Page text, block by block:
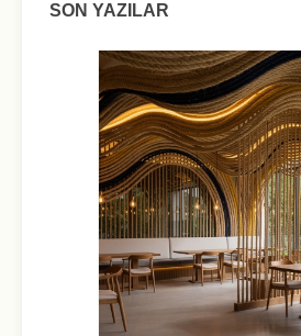
SON YAZILAR